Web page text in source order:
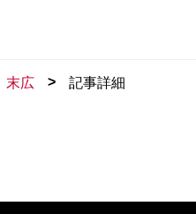
末広 > 記事詳細